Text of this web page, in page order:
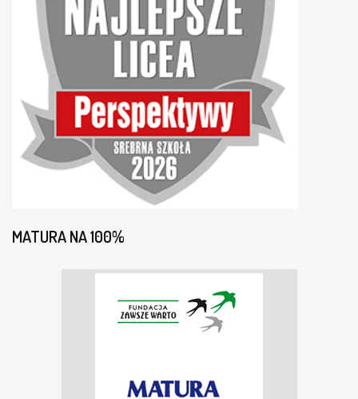
MATURA NA 100%